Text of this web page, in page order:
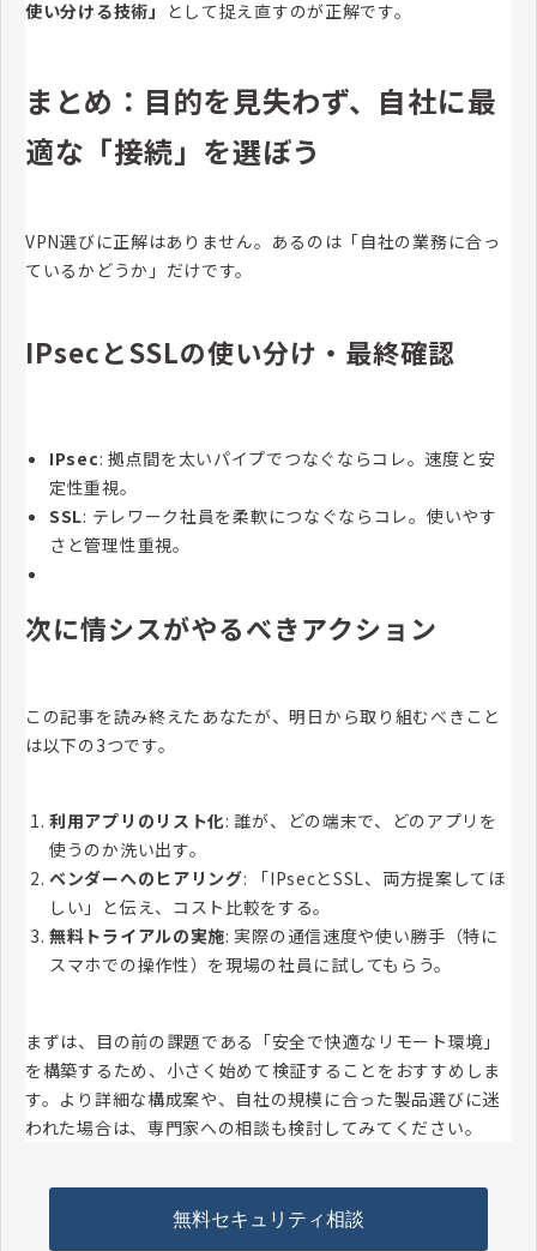
使い分ける技術」 として捉え直すのが正解です。
まとめ：目的を見失わず、自社に最
適な「接続」を選ぼう
VPN選びに正解はありません。あるのは「自社の業務に合っ
ているかどうか」だけです。
IPsecとSSLの使い分け・最終確認
IPsec: 拠点間を太いパイプでつなぐならコレ。速度と安
定性重視。
SSL: テレワーク社員を柔軟につなぐならコレ。使いやす
さと管理性重視。
次に情シスがやるべきアクション
この記事を読み終えたあなたが、明日から取り組むべきこと
は以下の3つです。
利用アプリのリスト化: 誰が、どの端末で、どのアプリを
使うのか洗い出す。
ベンダーへのヒアリング: 「IPsecとSSL、両方提案してほ
しい」と伝え、コスト比較をする。
無料トライアルの実施: 実際の通信速度や使い勝手（特に
スマホでの操作性）を現場の社員に試してもらう。
まずは、目の前の課題である「安全で快適なリモート環境」
を構築するため、小さく始めて検証することをおすすめしま
す。より詳細な構成案や、自社の規模に合った製品選びに迷
われた場合は、専門家への相談も検討してみてください。
無料セキュリティ相談